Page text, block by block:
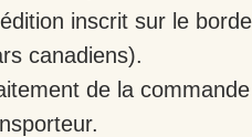
inscrit sur le
canadiens).
de la